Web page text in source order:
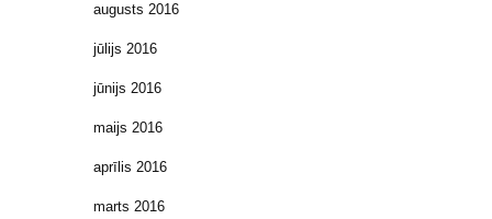
augusts 2016
jūlijs 2016
jūnijs 2016
maijs 2016
aprīlis 2016
marts 2016